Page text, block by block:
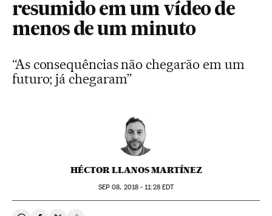
resumido em um vídeo de
menos de um minuto
“As consequências não chegarão em um
futuro; já chegaram”
HÉCTOR LLANOS MARTÍNEZ
SEP 08, 2018 - 11:28EDT